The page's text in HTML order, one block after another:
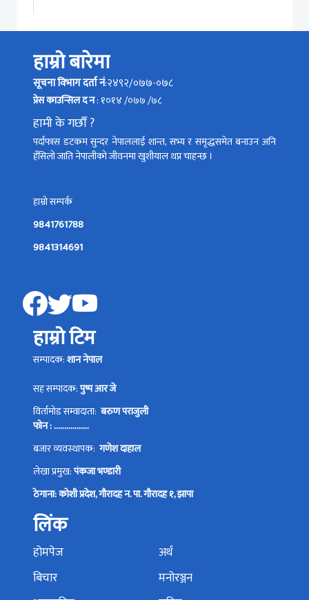
हाम्रो बारेमा
सूचना विभाग दर्ता नं:२४९२/०७७-०७८
प्रेस काउन्सिल द न: १०१४ /०७७ /७८
हामी के गर्छौं ?
पर्दाफास डटकम सुन्दर नेपाललाई शान्त, सभ्य र समृद्धसमेत बनाउन अनि
हँसिलो जाति नेपालीको जीवनमा खुशीयाल थप्न चाहन्छ ।
हाम्रो सम्पर्क
9841761788
9841314691
हाम्रो टिम
सम्पादक:शान नेपाल
सह सम्पादक:पुष्प आर जे
विर्तामोड सम्वादाता: बरुण पराजुली
फोन : .................
बजार व्यवस्थापक: गणेश दाहाल
लेखा प्रमुख:पंकजा भण्डारी
ठेगाना: कोशी प्रदेश, गौरादह न. पा. गौरादह १, झापा
लिंक
होमपेज
अर्थ
बिचार
मनोरञ्जन